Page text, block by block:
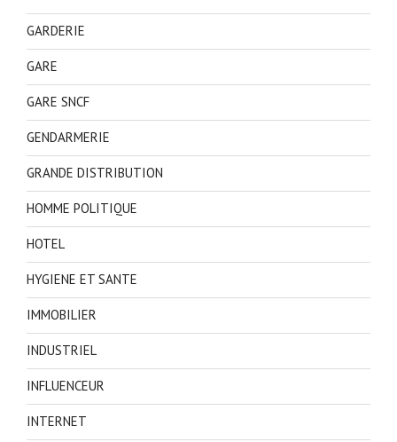
GARDERIE
GARE
GARE SNCF
GENDARMERIE
GRANDE DISTRIBUTION
HOMME POLITIQUE
HOTEL
HYGIENE ET SANTE
IMMOBILIER
INDUSTRIEL
INFLUENCEUR
INTERNET